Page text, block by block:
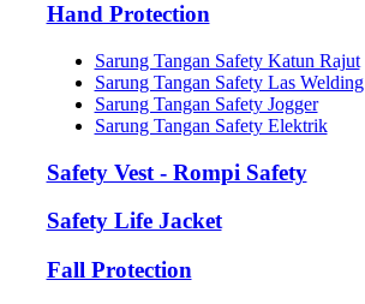
Hand Protection
Sarung Tangan Safety Katun Rajut
Sarung Tangan Safety Las Welding
Sarung Tangan Safety Jogger
Sarung Tangan Safety Elektrik
Safety Vest - Rompi Safety
Safety Life Jacket
Fall Protection